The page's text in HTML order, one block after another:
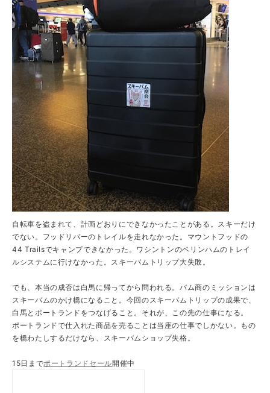
自転車を盗まれて、計画どおりにできなかったことがある。スキーだけ
でない。フッドリバーのトレイルを走れなかった。マウントフッドの
44 Trailsでキャンプできなかった。ワシントンのベリンハムのトレイ
ルシステムに行けなかった。スキーバムトリップ大失敗。
でも、本当の成否は白馬に帰ってから問われる。バム商のミッションは
スキーバムのかけ橋になること。今回のスキーバムトリップの成果で、
白馬とポートランドをつなげること。それが、この先の仕事になる。
ポートランドで仕入れた商品を売ることは当座の仕事でしかない。もの
を橋わたしするだけなら、スキーバムショップ失格。
15日までポートランドセール開催中